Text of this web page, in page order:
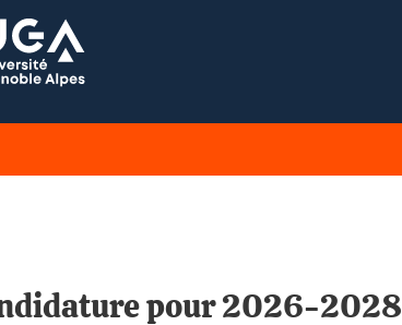
pour 2026-2028